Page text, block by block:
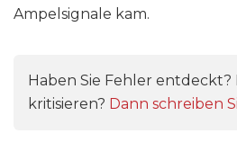
Ampelsignale kam.
Haben Sie Fehler entdeckt?
kritisieren? Dann schreiben